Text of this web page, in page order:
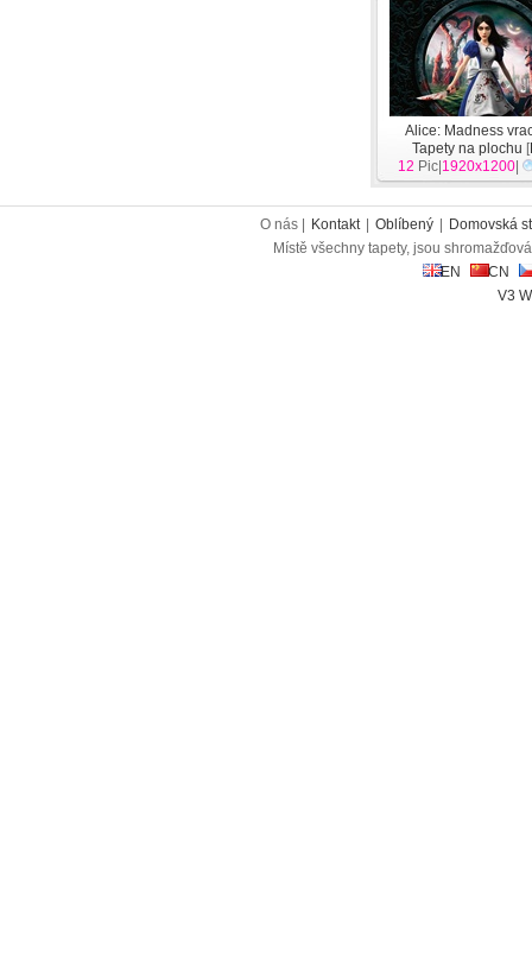
Alice: Madness
Tapety na plochu [
12 Pic| 1920x1200
O nás | Kontakt Oblíbený
Domovská
Místě všechny tapety, jsou
EN
CN
V3